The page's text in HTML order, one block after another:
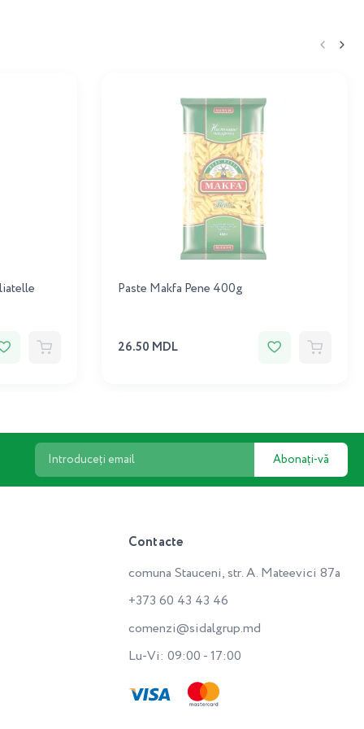
Paste Makfa Pene 400g
26.50 MDL
Abonați-vă
Contacte
comuna Stauceni, str. A. Mateevici 87a
+373 60 43 43 46
comenzi@sidalgrup.md
Lu-Vi: 09:00 - 17:00